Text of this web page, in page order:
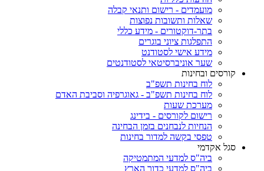
מועמדים - רישום ותנאי קבלה
שאלות ותשובות נפוצות
בתר-דוקטורים - מידע כללי
התפלגות ציוני בוגרים
מידע אישי לסטודנט
שער אוניברסיטאי לסטודנטים
קורסים ובחינות
לוח בחינות תשפ"ב
לוח בחינות תשפ"ב - גאוגרפיה וסביבת האדם
מערכת שעות
רישום לקורסים - בידינג
הנחיות לנבחנים בזמן הבחינה
טפסי בקשה למדור בחינות
סגל אקדמי
ביה"ס למדעי המתמטיקה
ביה"ס למדעי כדור הארץ